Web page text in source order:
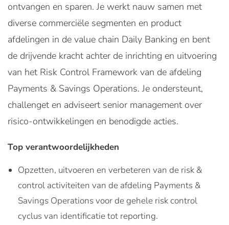
ontvangen en sparen. Je werkt nauw samen met
diverse commerciële segmenten en product
afdelingen in de value chain Daily Banking en bent
de drijvende kracht achter de inrichting en uitvoering
van het Risk Control Framework van de afdeling
Payments & Savings Operations. Je ondersteunt,
challenget en adviseert senior management over
risico-ontwikkelingen en benodigde acties.
Top verantwoordelijkheden
Opzetten, uitvoeren en verbeteren van de risk &
control activiteiten van de afdeling Payments &
Savings Operations voor de gehele risk control
cyclus van identificatie tot reporting.